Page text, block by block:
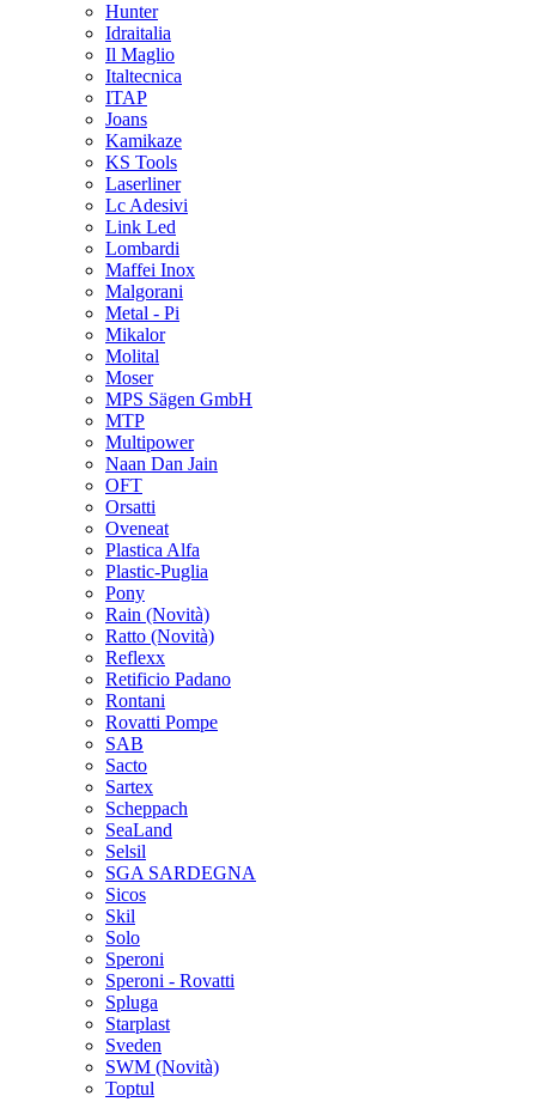
Hunter
Idraitalia
Il Maglio
Italtecnica
ITAP
Joans
Kamikaze
KS Tools
Laserliner
Lc Adesivi
Link Led
Lombardi
Maffei Inox
Malgorani
Metal - Pi
Mikalor
Molital
Moser
MPS Sägen GmbH
MTP
Multipower
Naan Dan Jain
OFT
Orsatti
Oveneat
Plastica Alfa
Plastic-Puglia
Pony
Rain (Novità)
Ratto (Novità)
Reflexx
Retificio Padano
Rontani
Rovatti Pompe
SAB
Sacto
Sartex
Scheppach
SeaLand
Selsil
SGA SARDEGNA
Sicos
Skil
Solo
Speroni
Speroni - Rovatti
Spluga
Starplast
Sveden
SWM (Novità)
Toptul